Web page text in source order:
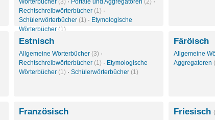
Wörterbücher (3) · Portale und Aggregatoren (2) ·
Rechtschreibwörterbücher (1) ·
Schülerwörterbücher (1) · Etymologische
Wörterbücher (1)
Estnisch
Allgemeine Wörterbücher (3) ·
Rechtschreibwörterbücher (1) · Etymologische
Wörterbücher (1) · Schülerwörterbücher (1)
Färöisch
Allgemeine
Aggregatoren
Französisch Friesisch